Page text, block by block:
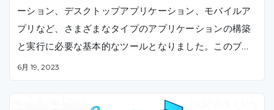
ーション、デスクトップアプリケーション、モバイルア
プリなど、さまざまなタイプのアプリケーションの構築
と実行に必要な基本的なツールとなりました。このブロ
グでは、.NETの定義、主な要素、利点、およびJavaと
NET FrameworkとC#.NET、VB.NETなどの人気の高
6月 19, 2023